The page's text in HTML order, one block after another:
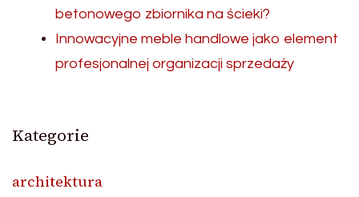
betonowego zbiornika na ścieki?
Innowacyjne meble handlowe jako element
profesjonalnej organizacji sprzedaży
Kategorie
architektura